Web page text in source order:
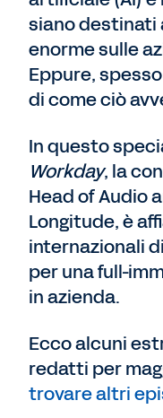
siano destinati
enorme sulle
Eppure,
di come ciò
In questo
Workday, la
Head of Audio
Longitude, è
internazionali
per una full-
in azienda.
Ecco alcuni
redatti per
trovare altri